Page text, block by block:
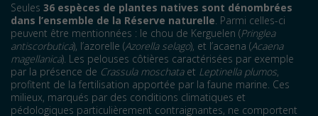
Seules 36 espèces de plantes natives sont dénombrées
dans l’ensemble de la Réserve naturelle. Parmi celles-ci
peuvent être mentionnées : le chou de Kerguelen (Pringlea
antiscorbutica), l’azorelle (Azorella selago), et l’acaena (Acaena
magellanica). Les pelouses côtières caractérisées par exemple
par la présence de Crassula moschataet Leptinella plumos,
profitent de la fertilisation apportée par la faune marine. Ces
milieux, marqués par des conditions climatiques et
pédologiques particulièrement contraignantes, ne comportent